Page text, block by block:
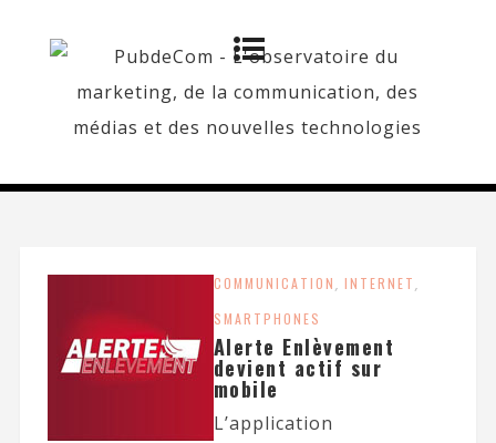
COMMUNICATION, INTERNET,
SMARTPHONES
Alerte Enlèvement
devient actif sur
mobile
L’application